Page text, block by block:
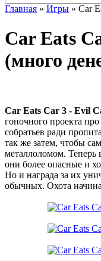
Главная » Игры » Car
Car Eats
(много
Car Eats Car 3 - Evil
гоночного проекта
собратьев ради
так же затем, чтобы
металлоломом. Теперь
они более опасные и
Но и награда за их
обычных. Охота